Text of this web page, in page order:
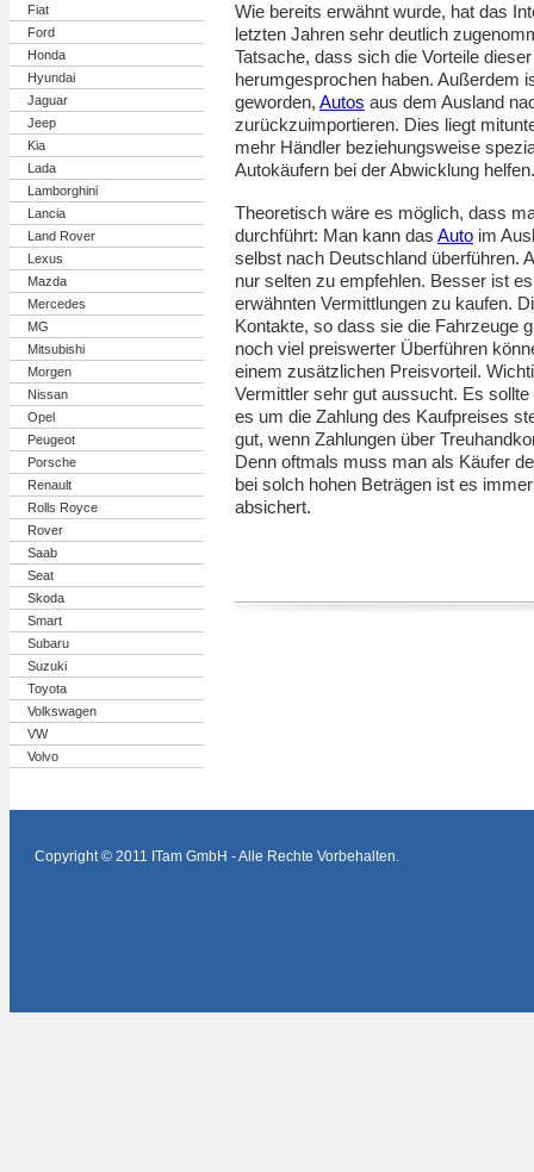
Fiat
Ford
Honda
Hyundai
Jaguar
Jeep
Kia
Lada
Lamborghini
Lancia
Land Rover
Lexus
Mazda
Mercedes
MG
Mitsubishi
Morgen
Nissan
Opel
Peugeot
Porsche
Renault
Rolls Royce
Rover
Saab
Seat
Skoda
Smart
Subaru
Suzuki
Toyota
Volkswagen
VW
Volvo
Wie bereits erwähnt wurde, hat das
letzten Jahren sehr deutlich
Tatsache, dass sich die Vorteile
herumgesprochen haben. Außerdem
geworden, Autos aus dem Ausland
zurückzuimportieren. Dies liegt
mehr Händler beziehungsweise
Autokäufern bei der Abwicklung helfen.
Theoretisch wäre es möglich, dass
durchführt: Man kann das Auto im
selbst nach Deutschland überführen.
nur selten zu empfehlen. Besser ist
erwähnten Vermittlungen zu kaufen.
Kontakte, so dass sie die Fahrzeuge
noch viel preiswerter Überführen
einem zusätzlichen Preisvorteil.
Vermittler sehr gut aussucht. Es
es um die Zahlung des Kaufpreises
gut, wenn Zahlungen über
Denn oftmals muss man als Käufer
bei solch hohen Beträgen ist es
absichert.
Copyright © 2011 ITam GmbH - Alle Rechte Vorbehalten.